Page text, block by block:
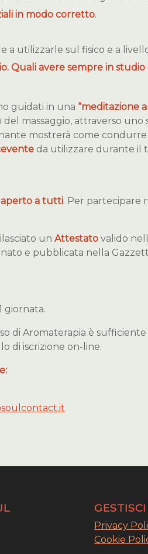
in modo corretto.
a utilizzarle sul fisico e a
Quali avere sempre in studio
guidati in una “meditazione
massaggio, attraverso uno
mostrerà come
da utilizzare durante il
aperto a tutti. Per partecipare
un Attestato valido
e pubblicata nella
giornata.
di Aromaterapia è
di iscrizione on-line.
Privacy
Cookie